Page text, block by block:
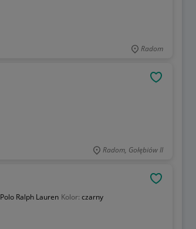
Radom
Radom, Gołębiów II
Polo Ralph Lauren Kolor: czarny